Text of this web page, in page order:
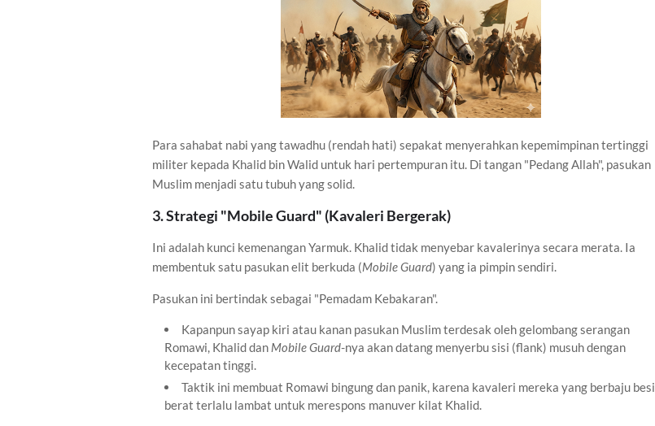
Para sahabat nabi yang tawadhu (rendah hati) sepakat menyerahkan kepemimpinan tertinggi
militer kepada Khalid bin Walid untuk hari pertempuran itu. Di tangan "Pedang Allah", pasukan
Muslim menjadi satu tubuh yang solid.
3. Strategi "Mobile Guard" (Kavaleri Bergerak)
Ini adalah kunci kemenangan Yarmuk. Khalid tidak menyebar kavalerinya secara merata. Ia
membentuk satu pasukan elit berkuda (Mobile Guard) yang ia pimpin sendiri.
Pasukan ini bertindak sebagai "Pemadam Kebakaran".
Kapanpun sayap kiri atau kanan pasukan Muslim terdesak oleh gelombang serangan
Romawi, Khalid dan Mobile Guard-nya akan datang menyerbu sisi (flank) musuh dengan
kecepatan tinggi.
Taktik ini membuat Romawi bingung dan panik, karena kavaleri mereka yang berbaju besi
berat terlalu lambat untuk merespons manuver kilat Khalid.